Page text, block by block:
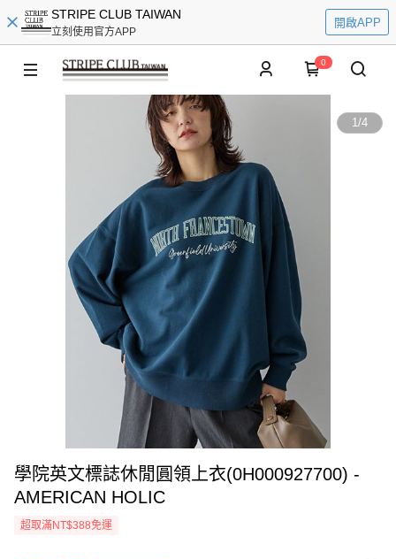
STRIPE CLUB TAIWAN
立刻使用官方APP
開啟APP
0
1/4
學院英文標誌休閒圓領上衣(0H000927700) -
AMERICAN HOLIC
超取滿NT$388免運